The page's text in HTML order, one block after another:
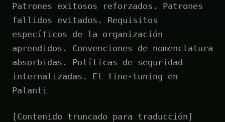
Patrones exitosos reforzados. Patrones
fallidos evitados. Requisitos
específicos de la organización
aprendidos. Convenciones de nomenclatura
absorbidas. Políticas de seguridad
internalizadas. El fine-tuning en
Palanti
[Contenido truncado para traducción]